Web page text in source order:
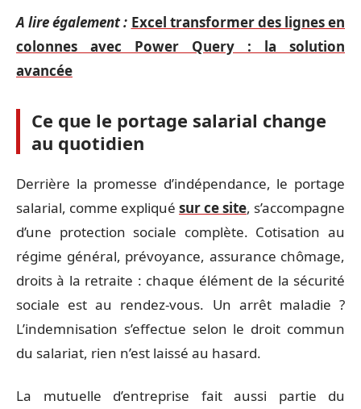
A lire également : Excel transformer des lignes en
colonnes avec Power Query : la solution
avancée
Ce que le portage salarial change
au quotidien
Derrière la promesse d’indépendance, le portage
salarial, comme expliqué sur ce site, s’accompagne
d’une protection sociale complète. Cotisation au
régime général, prévoyance, assurance chômage,
droits à la retraite : chaque élément de la sécurité
sociale est au rendez-vous. Un arrêt maladie ?
L’indemnisation s’effectue selon le droit commun
du salariat, rien n’est laissé au hasard.
La mutuelle d’entreprise fait aussi partie du